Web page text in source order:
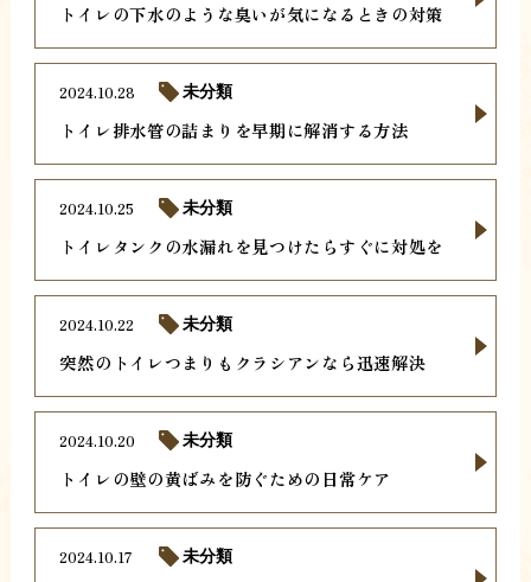
トイレの下水のような臭いが気になるときの対策
トイレ排水管の詰まりを早期に解消する方法
2024.10.28 未分類
トイレタンクの水漏れを見つけたらすぐに対処を
2024.10.25 未分類
突然のトイレつまりもクラシアンなら迅速解決
2024.10.22 未分類
トイレの壁の黄ばみを防ぐための日常ケア
2024.10.20 未分類
2024.10.17 未分類